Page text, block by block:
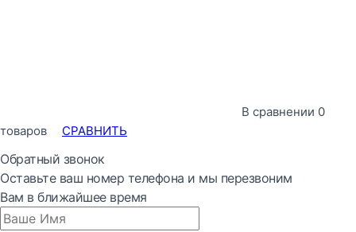
В сравнении 0
товаров
СРАВНИТЬ
Обратный звонок
Оставьте ваш номер телефона и мы перезвоним
Вам в ближайшее время